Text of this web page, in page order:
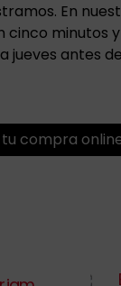
En
cinco minutos y
jueves antes
tu compra